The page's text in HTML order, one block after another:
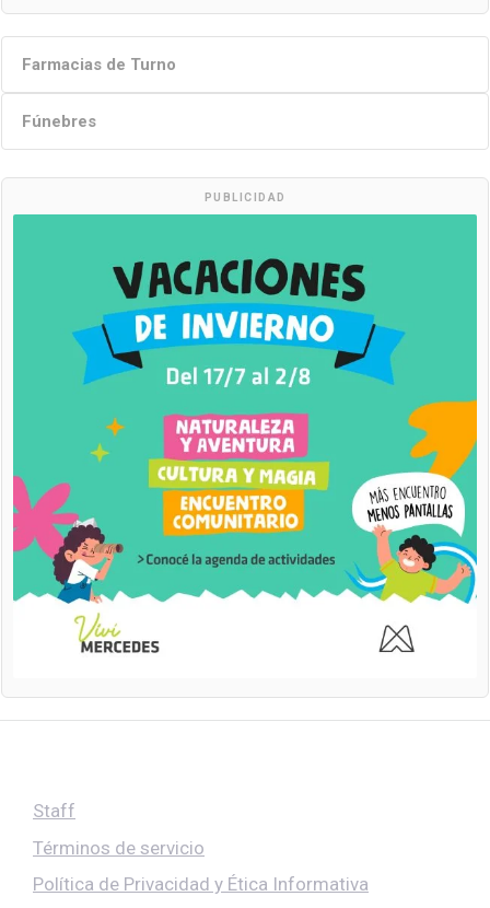
Farmacias de Turno
Fúnebres
PUBLICIDAD
Staff
Términos de servicio
Política de Privacidad y Ética Informativa